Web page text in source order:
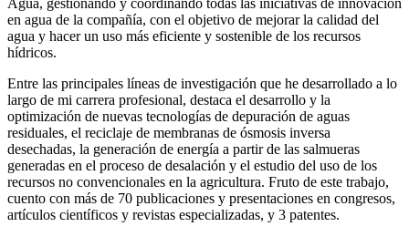
Agua, gestionando y coordinando todas las iniciativas de innovación
en agua de la compañía, con el objetivo de mejorar la calidad del
agua y hacer un uso más eficiente y sostenible de los recursos
hídricos.
Entre las principales líneas de investigación que he desarrollado a lo
largo de mi carrera profesional, destaca el desarrollo y la
optimización de nuevas tecnologías de depuración de aguas
residuales, el reciclaje de membranas de ósmosis inversa
desechadas, la generación de energía a partir de las salmueras
generadas en el proceso de desalación y el estudio del uso de los
recursos no convencionales en la agricultura. Fruto de este trabajo,
cuento con más de 70 publicaciones y presentaciones en congresos,
artículos científicos y revistas especializadas, y 3 patentes.